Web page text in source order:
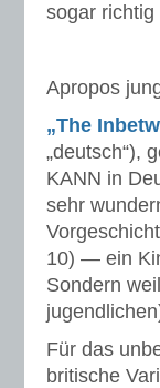
sogar
Apropos
„The
„deutsch“),
KANN in
sehr
10) — ein
Sondern
Für das
britische